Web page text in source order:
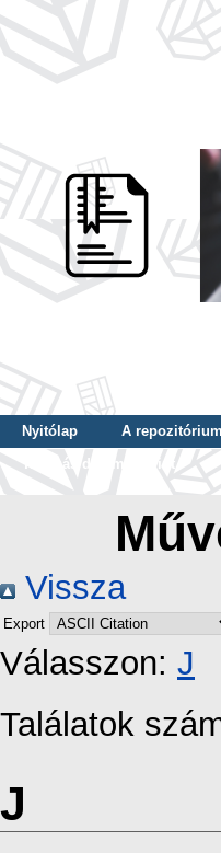
Nyitólap A
Tallózás dátum szerint
Vissza
Export
Válasszon: J
Találatok
J